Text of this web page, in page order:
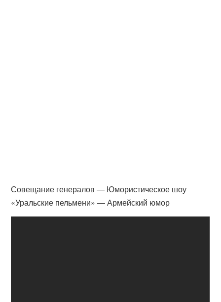
Совещание генералов — Юмористическое шоу
«Уральские пельмени» — Армейский юмор